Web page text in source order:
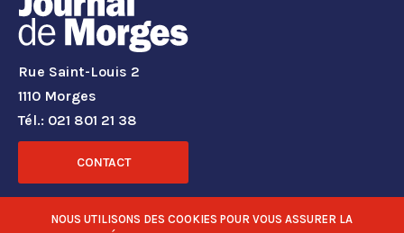
Rue Saint-Louis 2
1110 Morges
Tél.: 021 801 21 38
CONTACT
RÉSEAUX SOCIAUX
NOUS UTILISONS DES COOKIES POUR VOUS ASSURER LA